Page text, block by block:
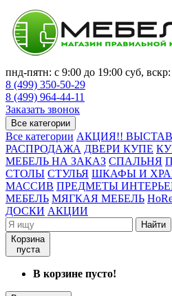
пнд-пятн: с 9:00 до 19:00 суб,
8 (499) 350-50-29
8 (499) 964-44-11
Заказать звонок
Все категории
Все категории АКЦИЯ!!
РАСПРОДАЖА ДВЕРИ КУПЕ
МЕБЕЛЬ НА ЗАКАЗ СПАЛЬНЯ
СТОЛЫ СТУЛЬЯ ШКАФЫ И
МАССИВ ПРЕДМЕТЫ
МЕБЕЛЬ МЯГКАЯ МЕБЕЛЬ
ДОСКИ АКЦИИ
Найти
Корзина
пуста
В корзине пусто!